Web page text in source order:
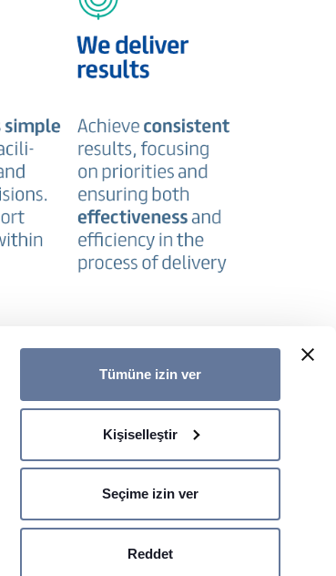
Tümüne izin ver
Kişiselleştir
Seçime izin ver
Reddet
E-BÜLTEN İLETİŞİM